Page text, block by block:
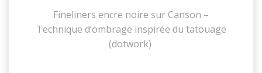
Fineliners encre noire sur Canson –
Technique d’ombrage inspirée du tatouage
(dotwork)